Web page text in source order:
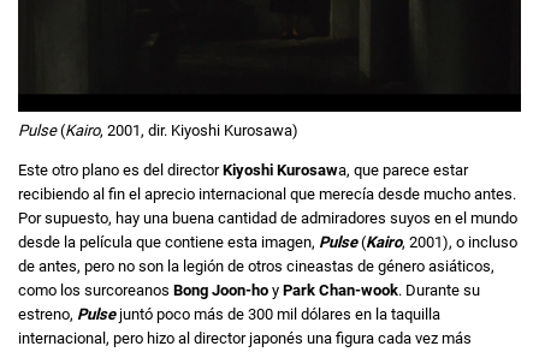
Pulse(Kairo, 2001, dir. Kiyoshi Kurosawa)
Este otro plano es del directorKiyoshi Kurosawa, que parece estar
recibiendo al fin el aprecio internacional que merecía desde mucho antes.
Por supuesto, hay una buena cantidad de admiradores suyos en el mundo
desde la película que contiene esta imagen, Pulse(Kairo, 2001), o incluso
de antes, pero no son la legión de otros cineastas de género asiáticos,
como los surcoreanos Bong Joon-ho y Park Chan-wook. Durante su
estreno, Pulsejuntó poco más de 300 mil dólares en la taquilla
internacional, pero hizo al director japonés una figura cada vez más